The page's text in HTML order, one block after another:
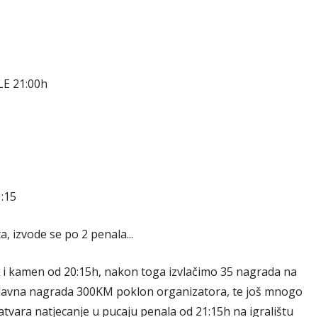
21:00h
izvode se po 2 penala...
kamen od 20:15h, nakon toga izvlačimo 35 nagrada na
nagrada 300KM poklon organizatora, te još mnogo
natjecanje u pucaju penala od 21:15h na igralištu